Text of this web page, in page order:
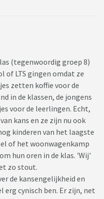
(tegenwoordig groep 8)
of LTS gingen omdat ze
zetten koffie voor de
in de klassen, de jongens
voor de leerlingen. Echt,
kans en ze zijn nu ook
kinderen van het laagste
of het woonwagenkamp
hun oren in de klas. 'Wij'
zo stout.
de kansengelijkheid en
erg cynisch ben. Er zijn, net